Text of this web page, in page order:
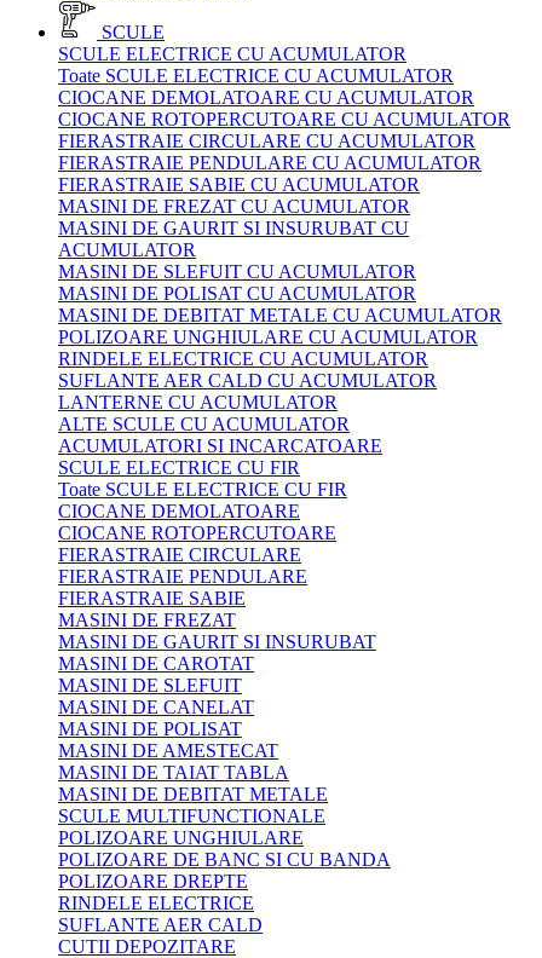
SCULE
SCULE ELECTRICE CU ACUMULATOR
Toate SCULE ELECTRICE CU ACUMULATOR
CIOCANE DEMOLATOARE CU ACUMULATOR
CIOCANE ROTOPERCUTOARE CU ACUMULATOR
FIERASTRAIE CIRCULARE CU ACUMULATOR
FIERASTRAIE PENDULARE CU ACUMULATOR
FIERASTRAIE SABIE CU ACUMULATOR
MASINI DE FREZAT CU ACUMULATOR
MASINI DE GAURIT SI INSURUBAT CU
ACUMULATOR
MASINI DE SLEFUIT CU ACUMULATOR
MASINI DE POLISAT CU ACUMULATOR
MASINI DE DEBITAT METALE CU ACUMULATOR
POLIZOARE UNGHIULARE CU ACUMULATOR
RINDELE ELECTRICE CU ACUMULATOR
SUFLANTE AER CALD CU ACUMULATOR
LANTERNE CU ACUMULATOR
ALTE SCULE CU ACUMULATOR
ACUMULATORI SI INCARCATOARE
SCULE ELECTRICE CU FIR
Toate SCULE ELECTRICE CU FIR
CIOCANE DEMOLATOARE
CIOCANE ROTOPERCUTOARE
FIERASTRAIE CIRCULARE
FIERASTRAIE PENDULARE
FIERASTRAIE SABIE
MASINI DE FREZAT
MASINI DE GAURIT SI INSURUBAT
MASINI DE CAROTAT
MASINI DE SLEFUIT
MASINI DE CANELAT
MASINI DE POLISAT
MASINI DE AMESTECAT
MASINI DE TAIAT TABLA
MASINI DE DEBITAT METALE
SCULE MULTIFUNCTIONALE
POLIZOARE UNGHIULARE
POLIZOARE DE BANC SI CU BANDA
POLIZOARE DREPTE
RINDELE ELECTRICE
SUFLANTE AER CALD
CUTII DEPOZITARE